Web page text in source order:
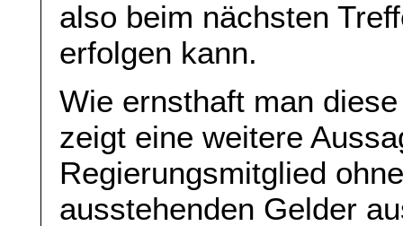
also beim nächsten
erfolgen kann.
Wie ernsthaft man
zeigt eine weitere
Regierungsmitglied
ausstehenden Gelder